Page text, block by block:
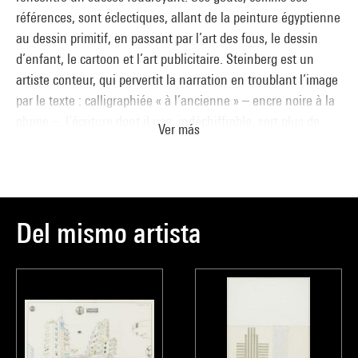
références, sont éclectiques, allant de la peinture égyptienne
au dessin primitif, en passant par l’art des fous, le dessin
d’enfant, le cartoon et l’art publicitaire. Steinberg est un
artiste conteur, qui pervertit la narration en troublant l’image
par le texte : calligraphiée « à l’ancienne » – encre noire à la
plume –, l’écriture dont il use, indéchiffrable, sert plus de
est-il de trophées de guerre ? de documents d’archives ? de
passeports, de certificats ? Les cachets à l’encre noire
officialisent, certifient des images énigmatiques, collées sur
image est une silhouette fantomatique sacralisée, encadrée
d’or, mais tachée à l’encre ; dessous, un manuscrit
administratif tamponné, brûlé, se présente comme une
Ver más
Del mismo artista